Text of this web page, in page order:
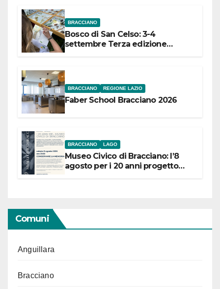
BRACCIANO
Bosco di San Celso: 3-4
settembre Terza edizione
BRACCIANO REGIONE LAZIO
Faber School Bracciano 2026
BRACCIANO LAGO
Museo Civico di Bracciano: l’8
agosto per i 20 anni progetto
Comuni
Anguillara
Bracciano